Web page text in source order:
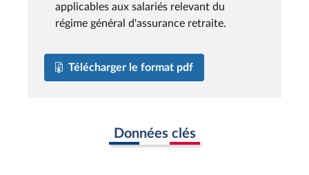
applicables aux salariés relevant du
régime général d'assurance retraite.
Télécharger le format pdf
Données clés